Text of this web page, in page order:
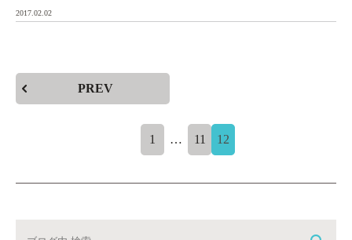
2017.02.02
PREV
1 … 11 12